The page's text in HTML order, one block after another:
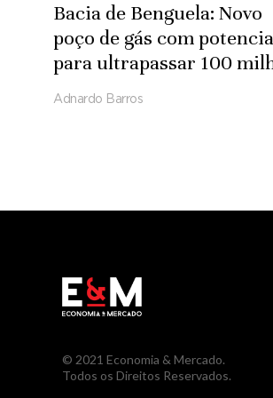
Bacia de Benguela: Novo
poço de gás com
para ultrapassar 100
de pés cúbicos por dia
Adnardo Barros
© 2021 Economia & Mercado.
Todos os Direitos Reservados.